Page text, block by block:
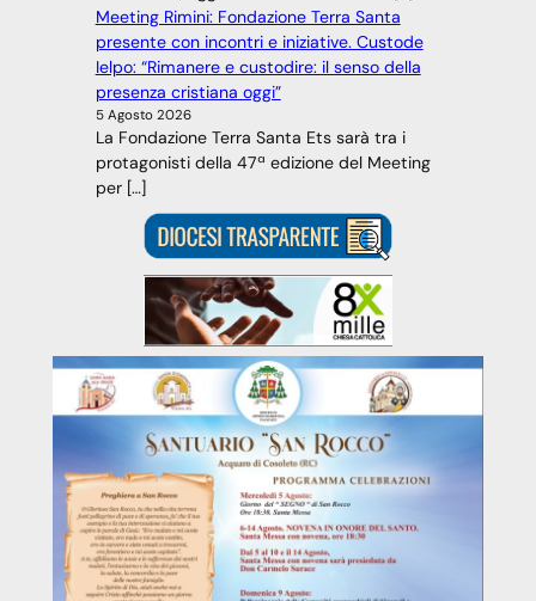
Meeting Rimini: Fondazione Terra Santa
presente con incontri e iniziative. Custode
Ielpo: “Rimanere e custodire: il senso della
presenza cristiana oggi”
5 Agosto 2026
La Fondazione Terra Santa Ets sarà tra i
protagonisti della 47ª edizione del Meeting
per […]